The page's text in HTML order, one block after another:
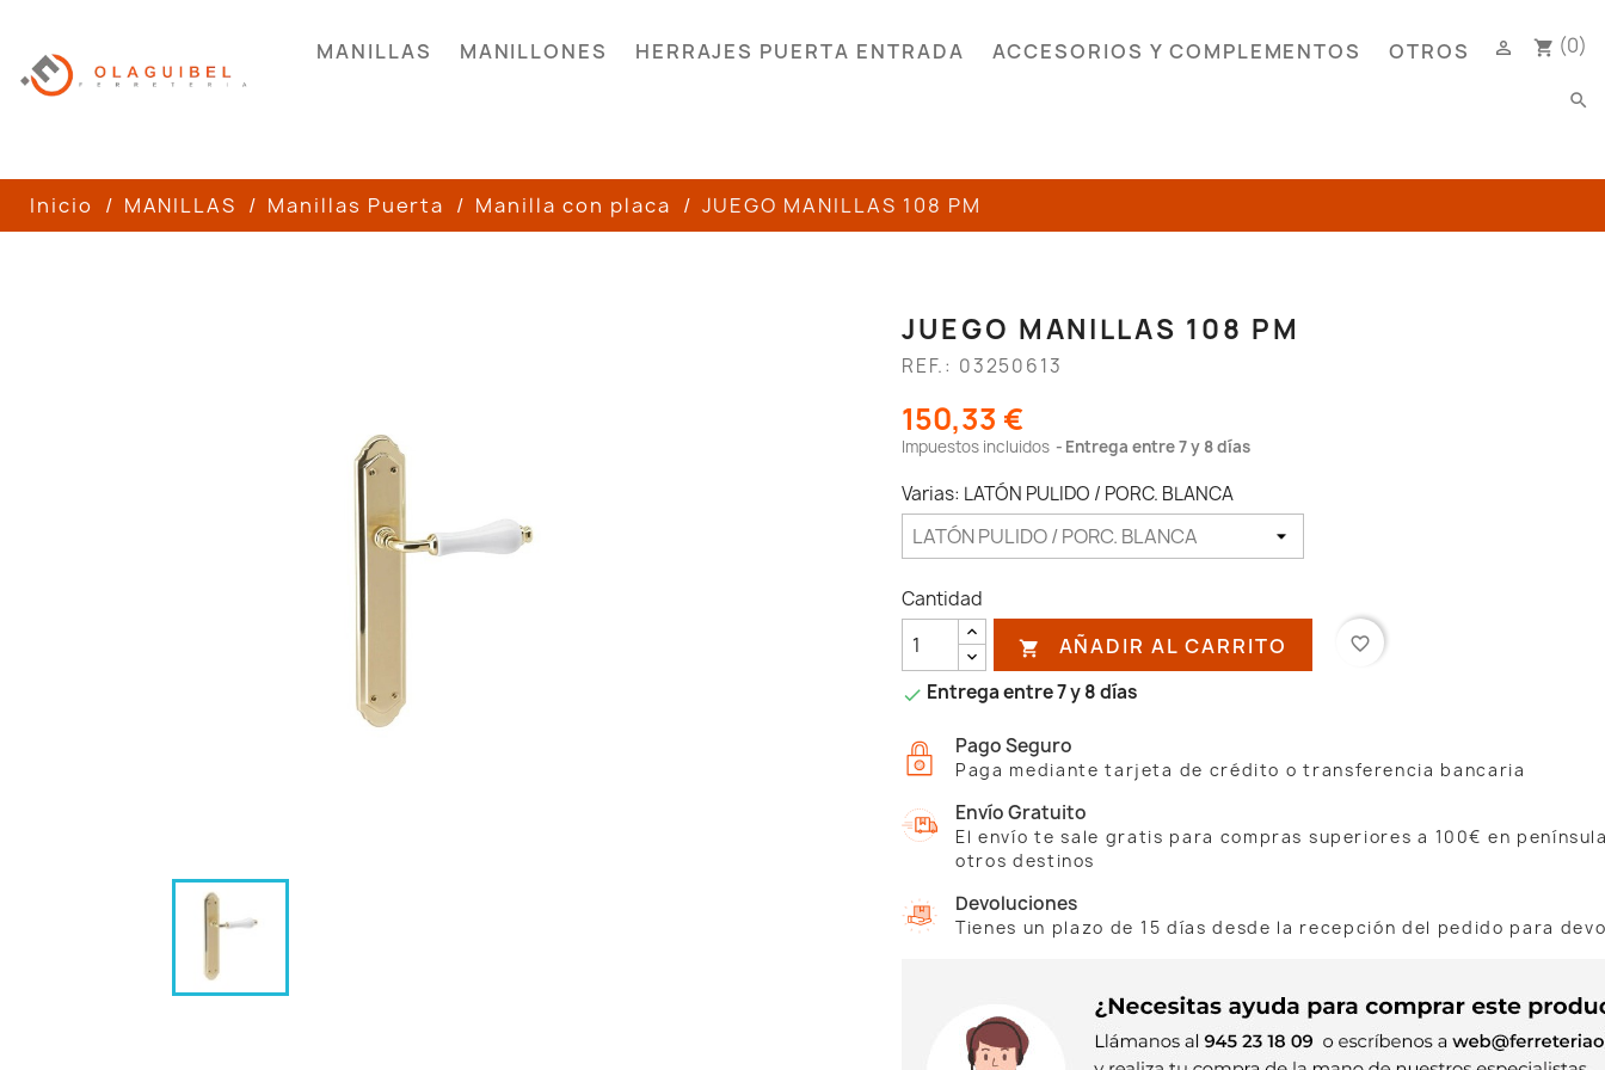
MANILLAS MANILLONES HERRAJES PUERTA ENTRADA ACCESORIOS Y COMPLEMENTOS OTROS shopping_cart (0)

search
Inicio MANILLAS Manillas Puerta Manilla con placa JUEGO MANILLAS 108 PM
JUEGO MANILLAS 108 PM
REF.: 03250613
150,33 €
Impuestos incluidos Entrega entre 7 y 8 días
Varias: LATÓN PULIDO / PORC. BLANCA
Cantidad
 AÑADIR AL CARRITO favorite_border
 Entrega entre 7 y 8 días
Pago Seguro
Paga mediante tarjeta de crédito o transferencia bancaria
Envío Gratuito
El envío te sale gratis para compras superiores a 100€ en
otros destinos
Devoluciones
Tienes un plazo de 15 días desde la recepción del pedido para